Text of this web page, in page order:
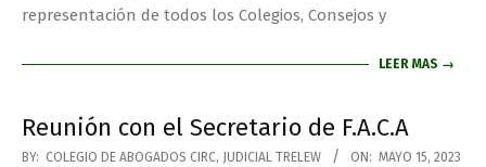
representación de todos los Colegios, Consejos y
LEER MAS →
Reunión con el Secretario de F.A.C.A
BY: COLEGIO DE ABOGADOS CIRC, JUDICIAL TRELEW ON: MAYO 15, 2023